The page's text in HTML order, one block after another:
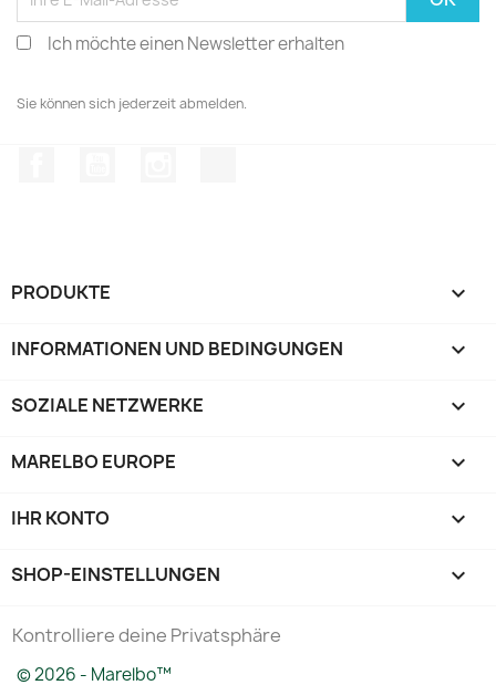
Ich möchte einen Newsletter erhalten
Sie können sich jederzeit abmelden.
PRODUKTE 
INFORMATIONEN UND BEDINGUNGEN 
SOZIALE NETZWERKE 
MARELBO EUROPE 
IHR KONTO 
SHOP-EINSTELLUNGEN keyboard_arrow_down
Kontrolliere deine Privatsphäre
© 2026 - Marelbo™